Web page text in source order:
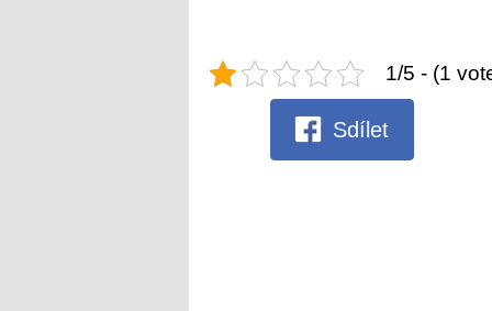
1/5 - (1
Sdílet